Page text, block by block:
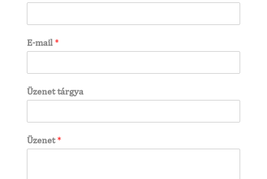
E-mail*
Üzenet tárgya
Üzenet*